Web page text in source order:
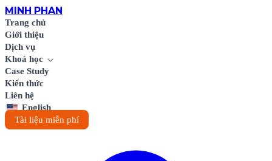
MINH PHAN
Trang chủ
Giới thiệu
Dịch vụ
Khoá học
Case Study
Kiến thức
Liên hệ
English
Tài liệu miễn phí